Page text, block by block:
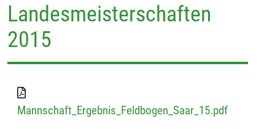
Landesmeisterschaften
2015
Mannschaft_Ergebnis_Feldbogen_Saar_15.pdf